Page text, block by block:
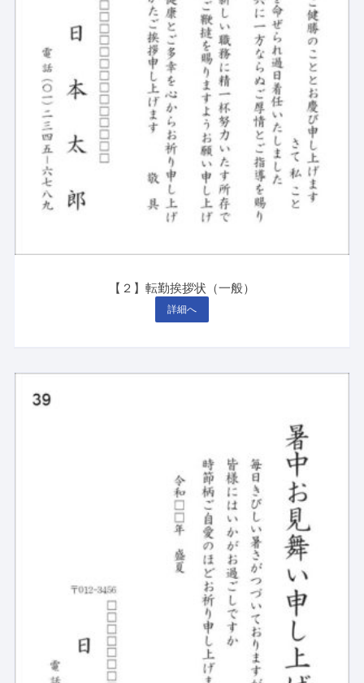
【２】転勤挨拶状（一般）
詳細へ